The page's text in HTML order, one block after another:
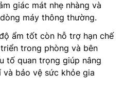
giác mát nhẹ nhàng và
máy thông thường.
ẩm tốt còn hỗ trợ hạn chế
trong phòng và bên
tố quan trọng giúp nâng
bảo vệ sức khỏe gia